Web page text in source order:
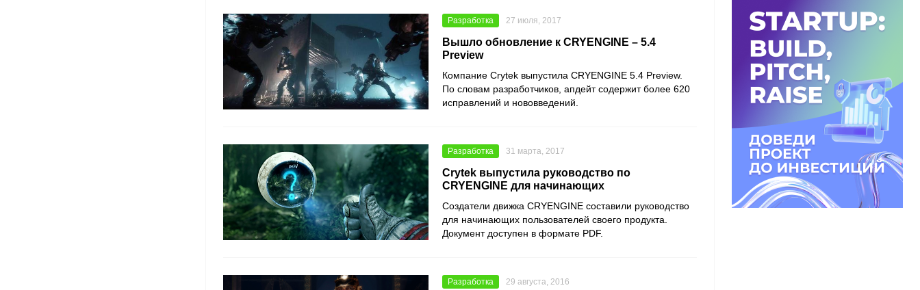
Разработка 27 июля, 2017
Вышло обновление к CRYENGINE – 5.4
Preview
Компание Crytek выпустила CRYENGINE 5.4 Preview.
По словам разработчиков, апдейт содержит более 620
исправлений и нововведений.
Разработка 31 марта, 2017
Crytek выпустила руководство по
CRYENGINE для начинающих
Создатели движка CRYENGINE составили руководство
для начинающих пользователей своего продукта.
Документ доступен в формате PDF.
Разработка 29 августа, 2016